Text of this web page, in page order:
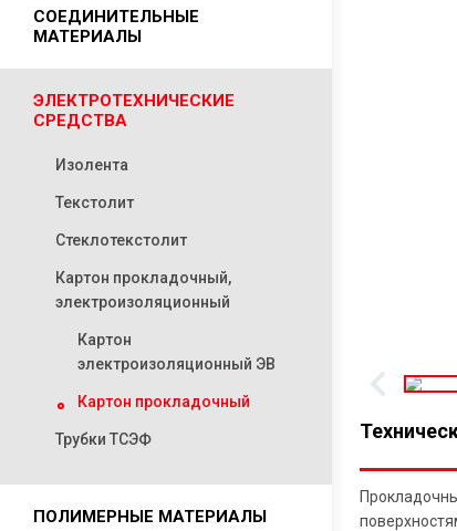
Резиновые ковры
Резиновая проступь
Резиновый клей
Сырая резиновая смесь
Уплотнитель для окон
Асбест хризотиловый
Листовой паронит
Картон асбестовый
Шнуры асбестовые
Асбестовая ткань
Лента асбестовая
Листы асбостальные
Прокладочный асбестовый картон
КАП
СОЕДИНИТЕЛЬНЫЕ
МАТЕРИАЛЫ
Камлоки
Хомуты
Ремонтное соединение «ЁЛОЧКА»
ЭЛЕКТРОТЕХНИЧЕСКИЕ
СРЕДСТВА
Изолента
Текстолит
Стеклотекстолит
Картон прокладочный,
электроизоляционный
Картон
электроизоляционный ЭВ
Картон прокладочный
Трубки ТСЭФ
ПОЛИМЕРНЫЕ МАТЕРИАЛЫ